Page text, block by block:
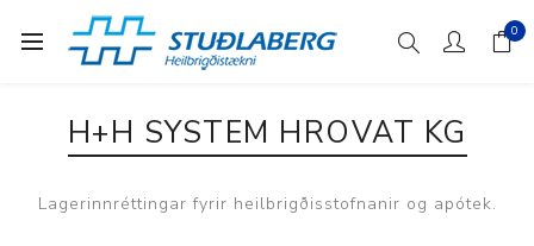
0
H+H SYSTEM HROVAT KG
Lagerinnréttingar fyrir heilbrigðisstofnanir og apótek.